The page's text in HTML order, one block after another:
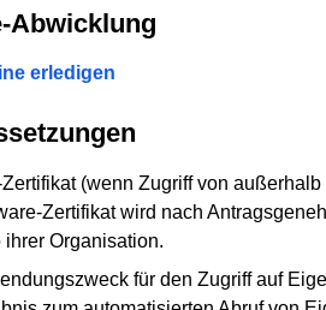
Abwicklung
erledigen
(wenn Zugriff von
Zertifikat wird nach
ihrer Organisation.
für den Zugriff auf